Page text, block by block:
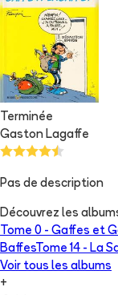
Terminée
Gaston Lagaffe
Pas de description
Découvrez les
Tome 0 - Gaffes et
BaffesTome 14 - La
Voir tous les albums
+